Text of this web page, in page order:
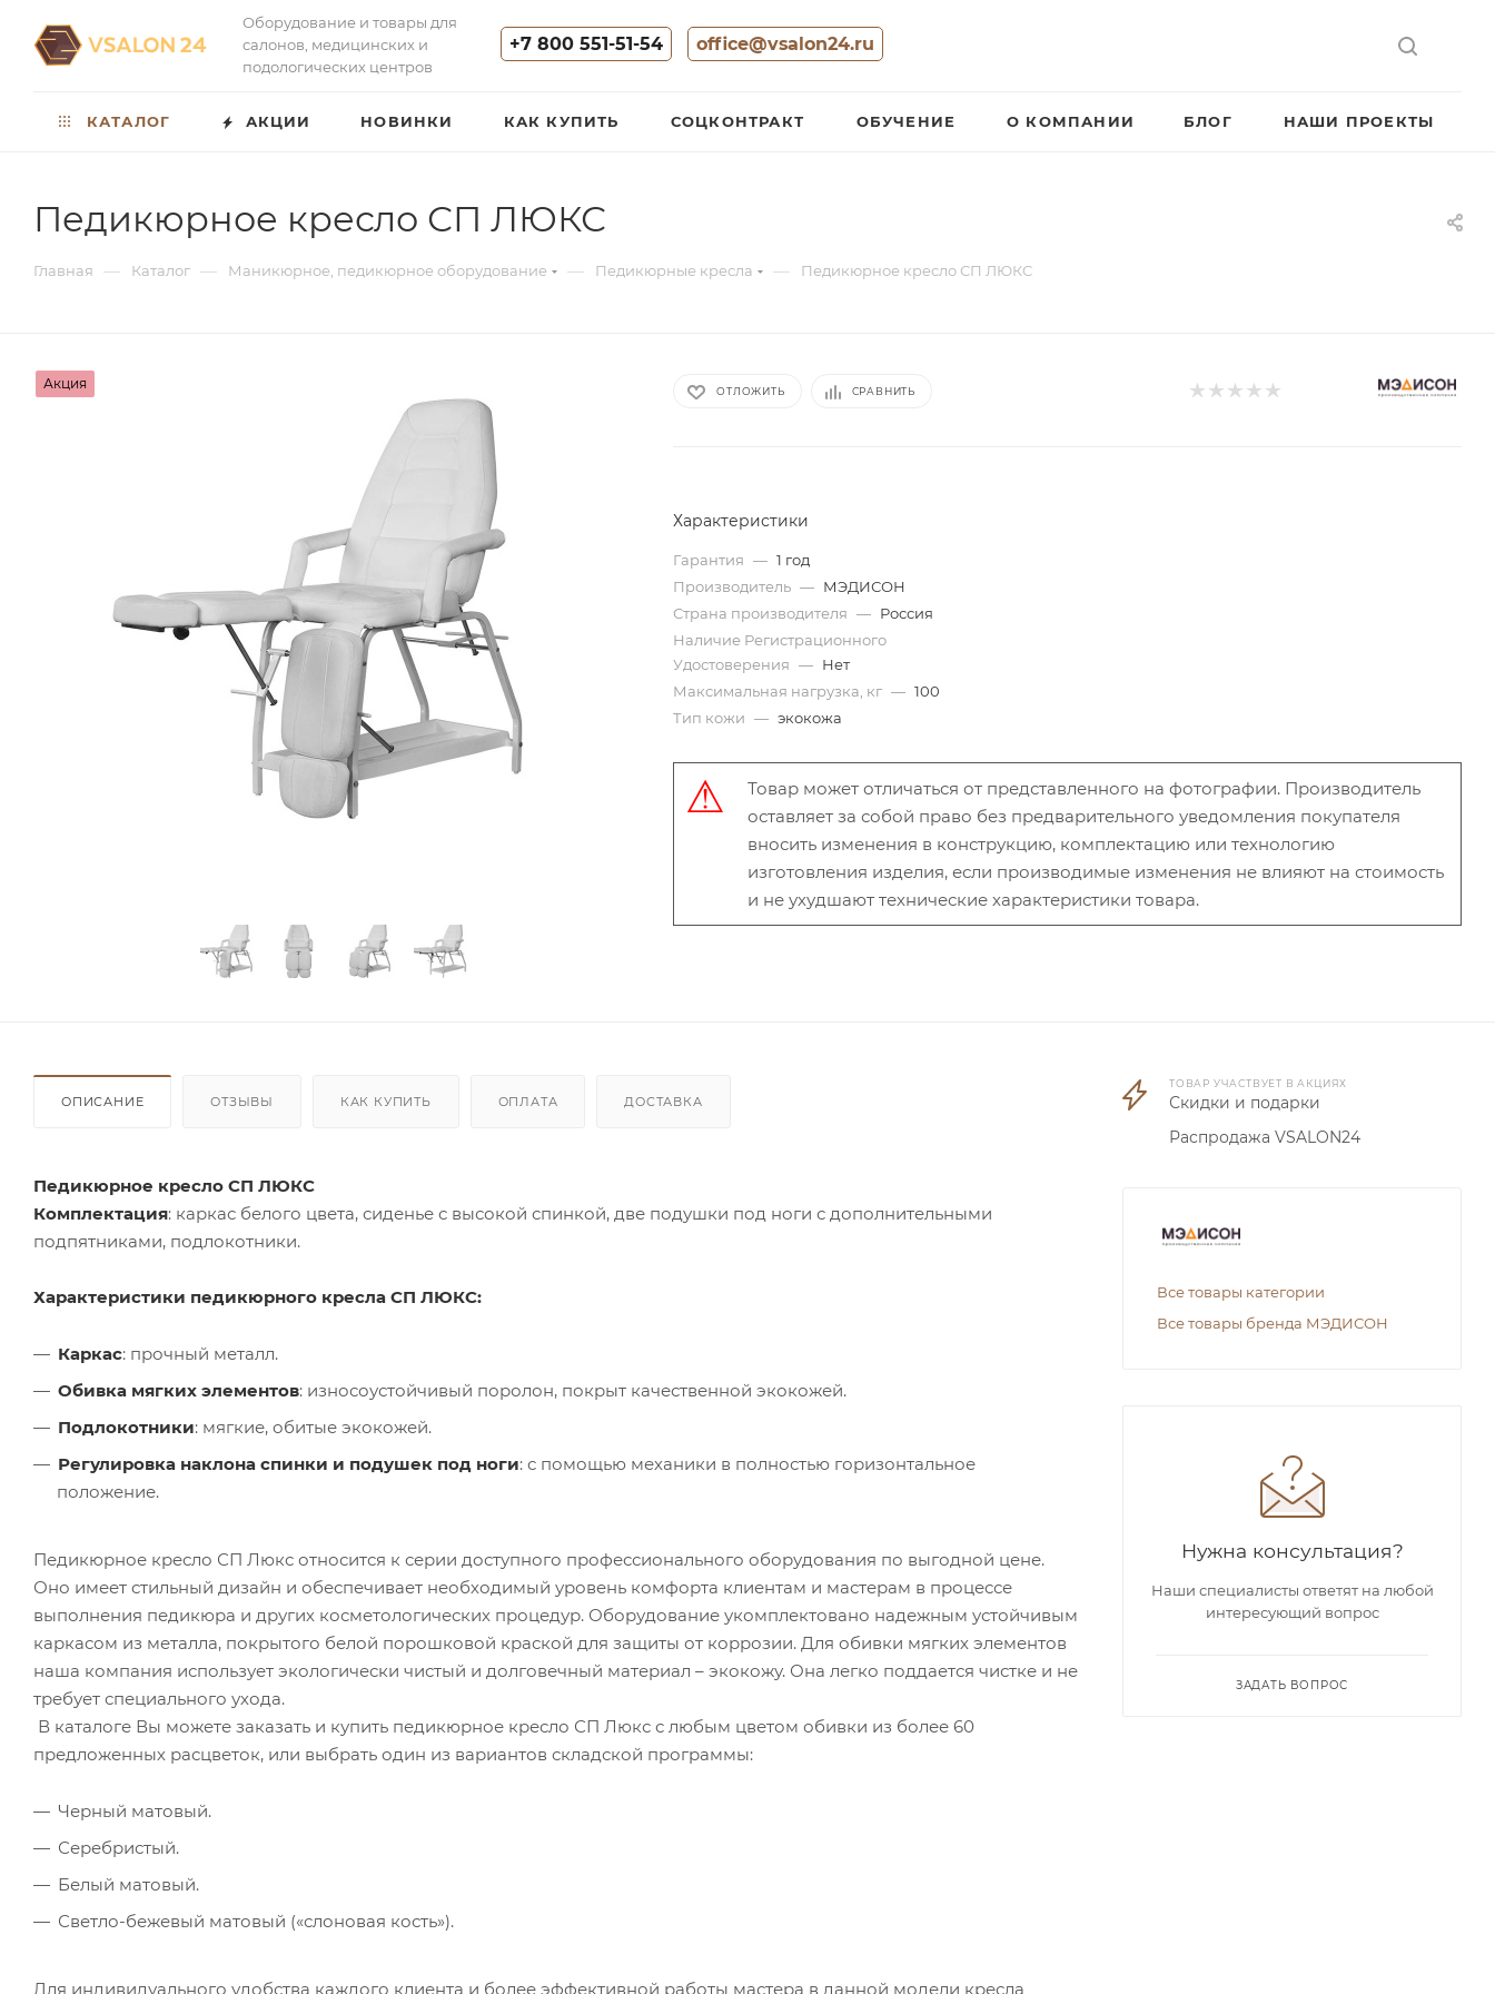
Оборудование и товары для
салонов, медицинских и
подологических центров
+7 800 551-51-54 office@vsalon24.ru
КАТАЛОГ АКЦИИ НОВИНКИ КАК КУПИТЬ СОЦКОНТРАКТ ОБУЧЕНИЕ О КОМПАНИИ БЛОГ НАШИ ПРОЕКТЫ
Педикюрное кресло СП ЛЮКС
Главная — Каталог — Маникюрное, педикюрное оборудование — Педикюрные кресла — Педикюрное кресло СП ЛЮКС
Акция ОТЛОЖИТЬ СРАВНИТЬ
Характеристики
Гарантия — 1 год
Производитель — МЭДИСОН
Страна производителя — Россия
Наличие Регистрационного
Удостоверения — Нет
Максимальная нагрузка, кг — 100
Тип кожи — экокожа
Товар может отличаться от представленного на фотографии. Производитель
оставляет за собой право без предварительного уведомления покупателя
вносить изменения в конструкцию, комплектацию или технологию
изготовления изделия, если производимые изменения не влияют на стоимость
и не ухудшают технические характеристики товара.
ОПИСАНИЕ ОТЗЫВЫ КАК КУПИТЬ ОПЛАТА ДОСТАВКА
Педикюрное кресло СП ЛЮКС
Комплектация: каркас белого цвета, сиденье с высокой спинкой, две подушки под ноги с дополнительными
подпятниками, подлокотники.
Характеристики педикюрного кресла СП ЛЮКС:
Каркас: прочный металл.
Обивка мягких элементов: износоустойчивый поролон, покрыт качественной экокожей.
Подлокотники: мягкие, обитые экокожей.
Регулировка наклона спинки и подушек под ноги: с помощью механики в полностью горизонтальное
положение.
Педикюрное кресло СП Люкс относится к серии доступного профессионального оборудования по выгодной цене.
Оно имеет стильный дизайн и обеспечивает необходимый уровень комфорта клиентам и мастерам в процессе
выполнения педикюра и других косметологических процедур. Оборудование укомплектовано надежным устойчивым
каркасом из металла, покрытого белой порошковой краской для защиты от коррозии. Для обивки мягких элементов
наша компания использует экологически чистый и долговечный материал – экокожу. Она легко поддается чистке и не
требует специального ухода.
В каталоге Вы можете заказать и купить педикюрное кресло СП Люкс с любым цветом обивки из более 60
предложенных расцветок, или выбрать один из вариантов складской программы:
Черный матовый.
Серебристый.
Белый матовый.
Светло-бежевый матовый («слоновая кость»).
Для индивидуального удобства каждого клиента и более эффективной работы мастера в данной модели кресла
ТОВАР УЧАСТВУЕТ В АКЦИЯХ
Скидки и подарки
Распродажа VSALON24
Все товары категории
Все товары бренда МЭДИСОН
Нужна консультация?
Наши специалисты ответят на любой
интересующий вопрос
ЗАДАТЬ ВОПРОС